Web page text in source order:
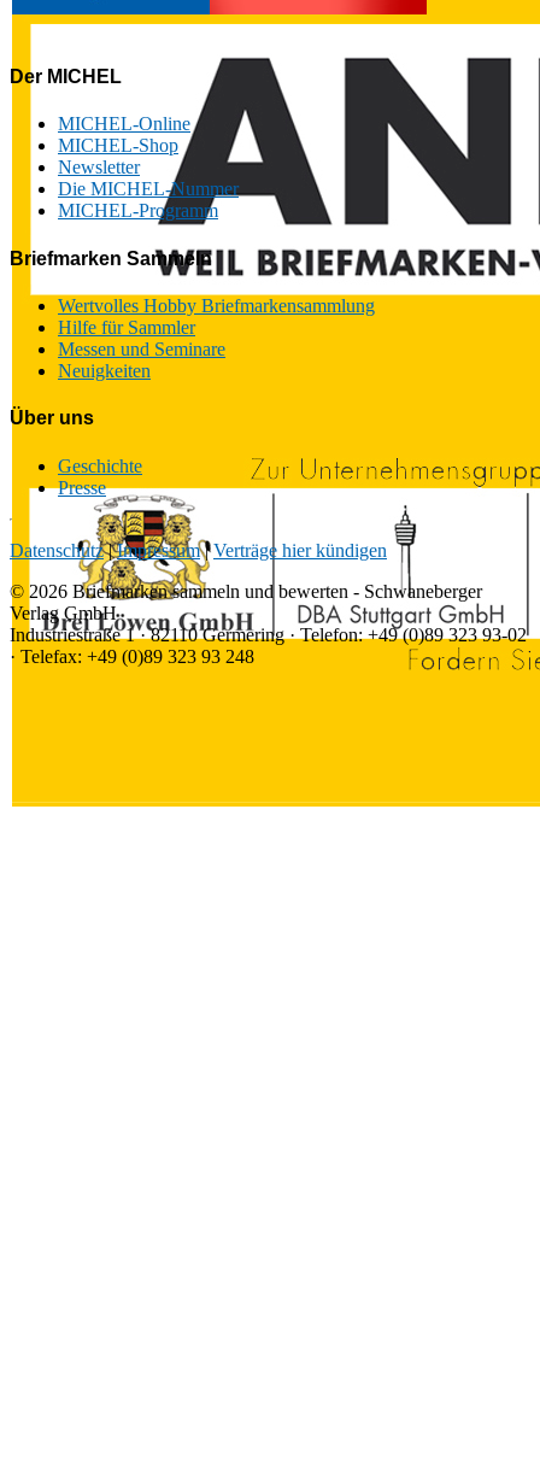
Der MICHEL
MICHEL-Online
MICHEL-Shop
Newsletter
Die MICHEL-Nummer
MICHEL-Programm
Briefmarken Sammeln
Wertvolles Hobby Briefmarkensammlung
Hilfe für Sammler
Messen und Seminare
Neuigkeiten
Über uns
Geschichte
Presse
Datenschutz|Impressum|Verträge hier kündigen
© 2026 Briefmarken sammeln und bewerten - Schwaneberger
Verlag GmbH
Industriestraße 1 · 82110 Germering · Telefon: +49 (0)89 323 93-02
· Telefax: +49 (0)89 323 93 248